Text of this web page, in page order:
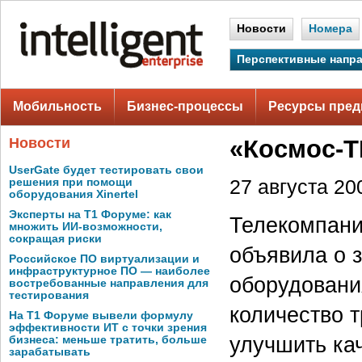
Новости Номера
Перспективные
Мобильность Бизнес-процессы Ресурсы
Новости
UserGate будет тестировать свои
решения при помощи
оборудования Xinertel
Эксперты на Т1 Форуме: как
множить ИИ-возможности,
сокращая риски
Российское ПО виртуализации и
инфраструктурное ПО — наиболее
востребованные направления для
тестирования
На Т1 Форуме вывели формулу
эффективности ИТ с точки зрения
бизнеса: меньше тратить, больше
зарабатывать
«Космос-
27 августа
объявила о
количество
улучшить